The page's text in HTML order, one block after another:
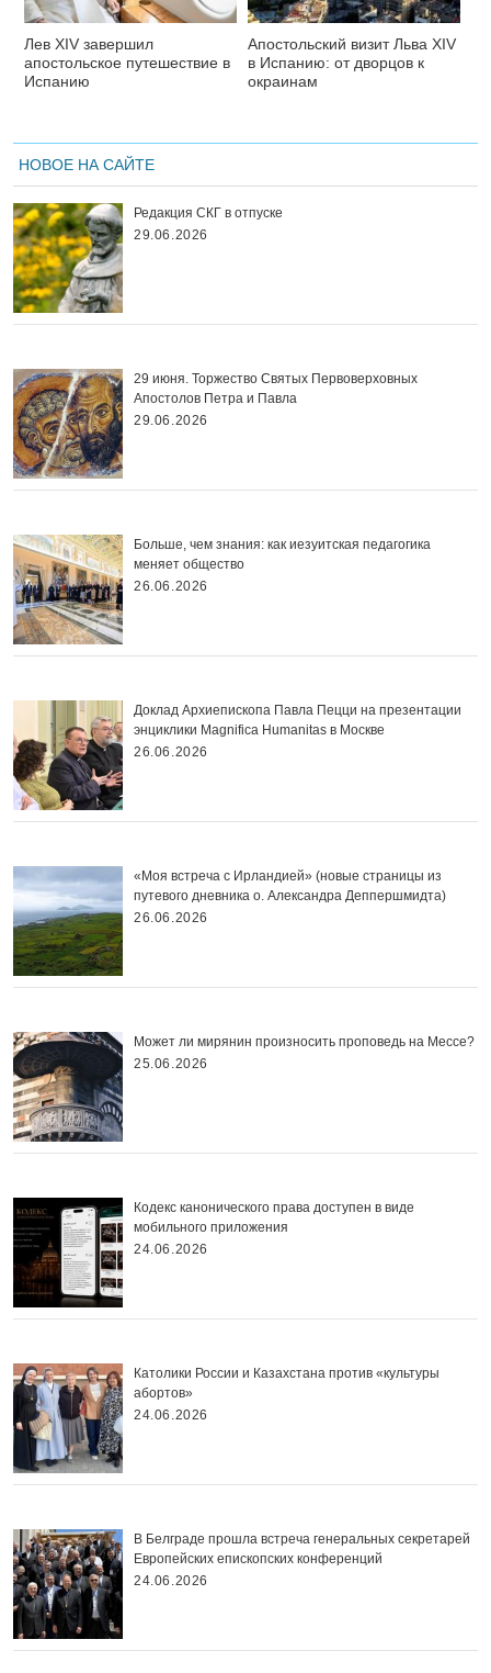
Лев XIV завершил
апостольское путешествие в
Испанию
Апостольский визит Льва XIV
в Испанию: от дворцов к
окраинам
НОВОЕ НА САЙТЕ
Редакция СКГ в отпуске
29.06.2026
29 июня. Торжество Святых Первоверховных
Апостолов Петра и Павла
29.06.2026
Больше, чем знания: как иезуитская педагогика
меняет общество
26.06.2026
Доклад Архиепископа Павла Пецци на презентации
энциклики Magnifica Нumanitas в Москве
26.06.2026
«Моя встреча с Ирландией» (новые страницы из
путевого дневника о. Александра Деппершмидта)
26.06.2026
Может ли мирянин произносить проповедь на Мессе?
25.06.2026
Кодекс канонического права доступен в виде
мобильного приложения
24.06.2026
Католики России и Казахстана против «культуры
абортов»
24.06.2026
В Белграде прошла встреча генеральных секретарей
Европейских епископских конференций
24.06.2026